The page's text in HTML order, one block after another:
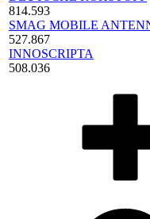
814.593
SMAG MOBILE
527.867
INNOSCRIPTA
508.036